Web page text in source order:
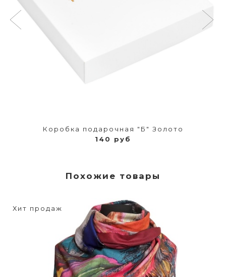
Коробка подарочная "Б" Золото
140 руб
Похожие товары
Хит продаж